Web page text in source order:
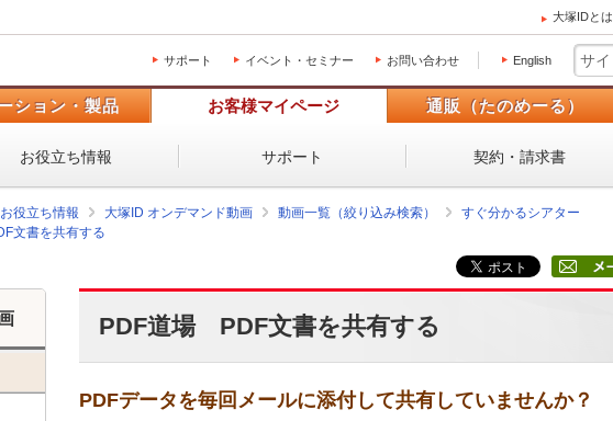
大塚IDとは
サポート イベント・セミナー お問い合わせ English
ション・製品 お客様マイページ 通販（たのめーる）
お役立ち情報 サポート 契約・請求書
お役立ち情報 大塚ID オンデマンド動画 動画一覧（絞り込み検索）
すぐ分かるシアター
文書を共有する
PDF道場 PDF文書を共有する
PDFデータを毎回メールに添付して共有していませんか？